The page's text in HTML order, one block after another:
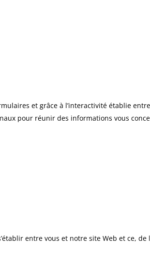
et grâce à l’interactivité établie
pour réunir des informations vous
entre vous et notre site Web et ce, de